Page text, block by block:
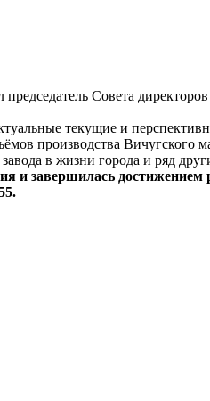
Совета
текущие и
производства
в жизни города и ряд
и завершилась